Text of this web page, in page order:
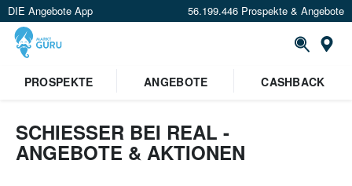
DIE Angebote App 56.199.446 Prospekte & Angebote
Standort festlegen
PROSPEKTE ANGEBOTE CASHBACK
SCHIESSER BEI REAL -
ANGEBOTE & AKTIONEN